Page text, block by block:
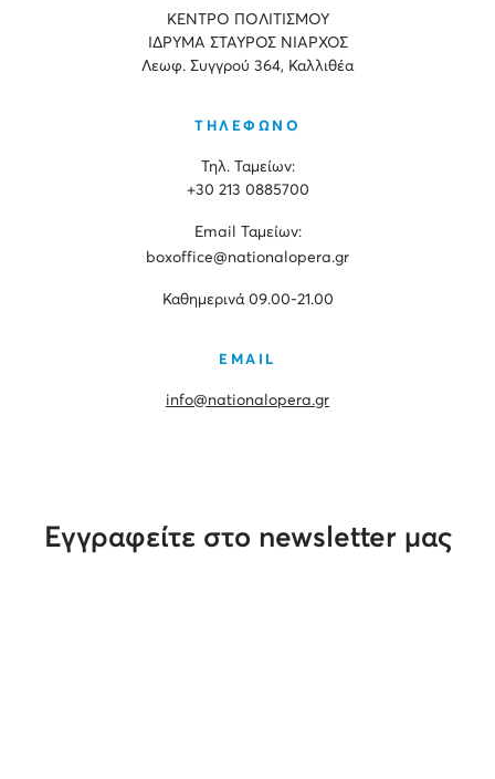
ΚΕΝΤΡΟ ΠΟΛΙΤΙΣΜΟΥ
ΙΔΡΥΜΑ ΣΤΑΥΡΟΣ ΝΙΑΡΧΟΣ
Λεωφ. Συγγρού 364, Καλλιθέα
ΤΗΛΕΦΩΝΟ
Τηλ. Ταμείων:
+30 213 0885700
Εmail Ταμείων:
boxoffice@nationalopera.gr
Καθημερινά 09.00-21.00
EMAIL
info@nationalopera.gr
Εγγραφείτε στο newsletter μας